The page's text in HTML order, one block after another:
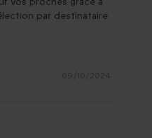
par destinataire
09/10/2024